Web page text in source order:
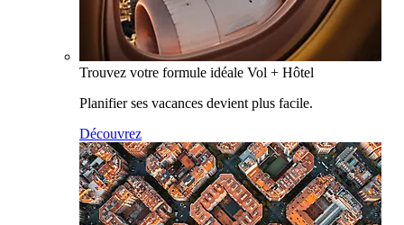
Trouvez votre formule idéale Vol + Hôtel
Planifier ses vacances devient plus facile.
Découvrez